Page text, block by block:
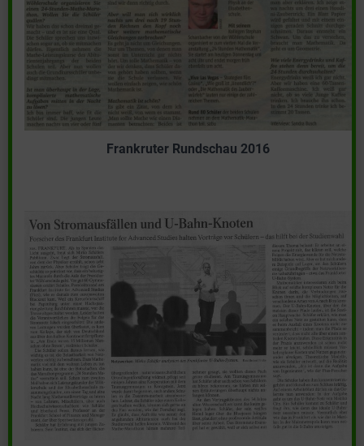
Frankruter Rundschau 2016